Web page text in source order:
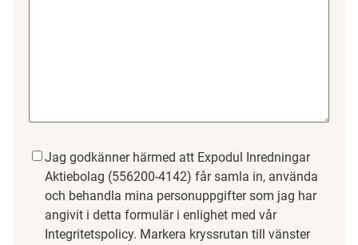
Samtycke(Obligatoriskt)
Jag godkänner härmed att Expodul Inredningar
Aktiebolag (556200-4142) får samla in, använda
och behandla mina personuppgifter som jag har
angivit i detta formulär i enlighet med vår
Integritetspolicy. Markera kryssrutan till vänster